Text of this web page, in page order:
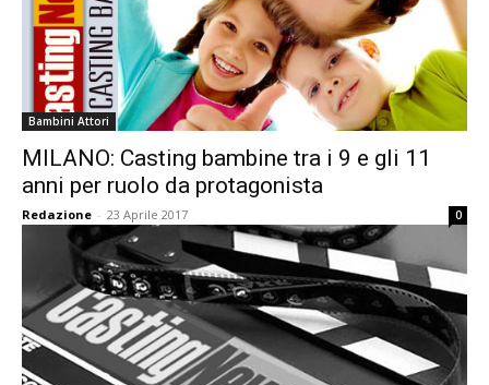
Bambini Attori
MILANO: Casting bambine tra i 9 e gli 11
anni per ruolo da protagonista
Redazione - 23 Aprile 2017 0